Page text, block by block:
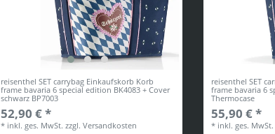
reisenthel SET carrybag Einkaufskorb Korb
frame bavaria 6 special edition BK4083 + Cover
schwarz BP7003
52,90 € *
* inkl. ges. MwSt. zzgl.Versandkosten
reisenthel SET
frame bavaria 6
Thermocase
55,90 € *
* inkl. ges. MwSt.